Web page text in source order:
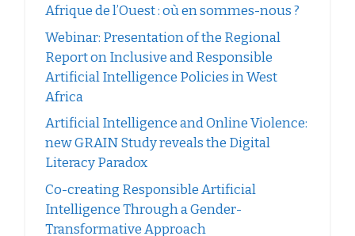
Afrique de l’Ouest : où en sommes-nous ?
Webinar: Presentation of the Regional
Report on Inclusive and Responsible
Artificial Intelligence Policies in West
Africa
Artificial Intelligence and Online Violence:
new GRAIN Study reveals the Digital
Literacy Paradox
Co-creating Responsible Artificial
Intelligence Through a Gender-
Transformative Approach